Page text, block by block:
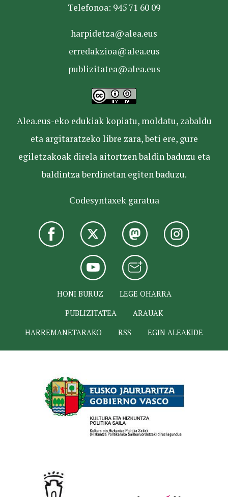
Telefonoa: 945 71 60 09
harpidetza@alea.eus
erredakzioa@alea.eus
publizitatea@alea.eus
Alea.eus-eko edukiak kopiatu, moldatu, zabaldu
eta argitaratzeko libre zara, beti ere, gure
egiletzakoak direla aitortzen baldin baduzu eta
baldintza berdinetan egiten baduzu.
Codesyntaxek garatua
HONI BURUZ
LEGE OHARRA
PUBLIZITATEA
ARAUAK
HARREMANETARAKO
RSS EGIN ALEAKIDE